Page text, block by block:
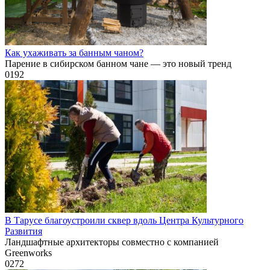
Как ухаживать за банным чаном?
Парение в сибирском банном чане — это новый тренд
0192
В Тарусе благоустроили сквер вдоль Центра Культурного
Развития
Ландшафтные архитекторы совместно с компанией
Greenworks
0272